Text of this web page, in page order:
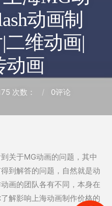
动画制
二维动画|
动画
次数： 0评论
关于MG动画的问题，其中
到解答的问题，自然就是动
画的团队各有不同，本身在
解影响上海动画制作价格的